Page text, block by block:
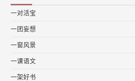
一对活宝
一团妄想
一窗风景
一课语文
一架好书